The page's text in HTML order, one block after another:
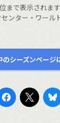
で表示されます
ンター・ワール
のシーズンページ